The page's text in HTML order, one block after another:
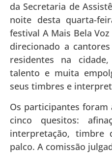
da Secretaria de
noite desta quarta-
festival A Mais Bela
direcionado a
residentes na
talento e muita
seus timbres e
Os participantes foram
cinco quesitos:
interpretação, timbre
palco. A comissão